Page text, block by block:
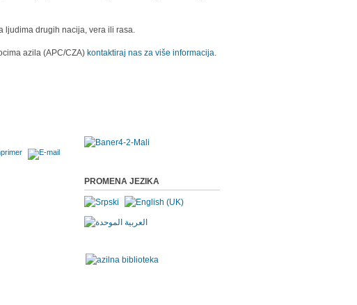
ljudima drugih nacija, vera ili rasa.
azila (APC/CZA) kontaktiraj nas za više informacija.
PROMENA JEZIKA